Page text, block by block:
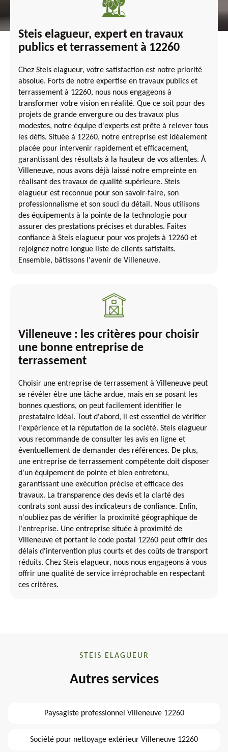
Steis elagueur, expert en travaux
publics et terrassement à 12260
Chez Steis elagueur, votre satisfaction est notre priorité
absolue. Forts de notre expertise en travaux publics et
terrassement à 12260, nous nous engageons à
transformer votre vision en réalité. Que ce soit pour des
projets de grande envergure ou des travaux plus
modestes, notre équipe d'experts est prête à relever tous
les défis. Située à 12260, notre entreprise est idéalement
placée pour intervenir rapidement et efficacement,
garantissant des résultats à la hauteur de vos attentes. À
Villeneuve, nous avons déjà laissé notre empreinte en
réalisant des travaux de qualité supérieure. Steis
elagueur est reconnue pour son savoir-faire, son
professionnalisme et son souci du détail. Nous utilisons
des équipements à la pointe de la technologie pour
assurer des prestations précises et durables. Faites
confiance à Steis elagueur pour vos projets à 12260 et
rejoignez notre longue liste de clients satisfaits.
Ensemble, bâtissons l'avenir de Villeneuve.
Villeneuve : les critères pour choisir
une bonne entreprise de
terrassement
Choisir une entreprise de terrassement à Villeneuve peut
se révéler être une tâche ardue, mais en se posant les
bonnes questions, on peut facilement identifier le
prestataire idéal. Tout d'abord, il est essentiel de vérifier
l'expérience et la réputation de la société. Steis elagueur
vous recommande de consulter les avis en ligne et
éventuellement de demander des références. De plus,
une entreprise de terrassement compétente doit disposer
d'un équipement de pointe et bien entretenu,
garantissant une exécution précise et efficace des
travaux. La transparence des devis et la clarté des
contrats sont aussi des indicateurs de confiance. Enfin,
n'oubliez pas de vérifier la proximité géographique de
l'entreprise. Une entreprise située à proximité de
Villeneuve et portant le code postal 12260 peut offrir des
délais d'intervention plus courts et des coûts de transport
réduits. Chez Steis elagueur, nous nous engageons à vous
offrir une qualité de service irréprochable en respectant
ces critères.
STEIS ELAGUEUR
Autres services
Paysagiste professionnel Villeneuve 12260
Société pour nettoyage extérieur Villeneuve 12260